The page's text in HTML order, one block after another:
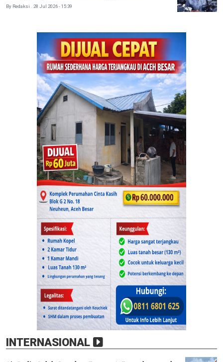
By Redaksi . 28 Jul 2026 - 15:39
INTERNASIONAL